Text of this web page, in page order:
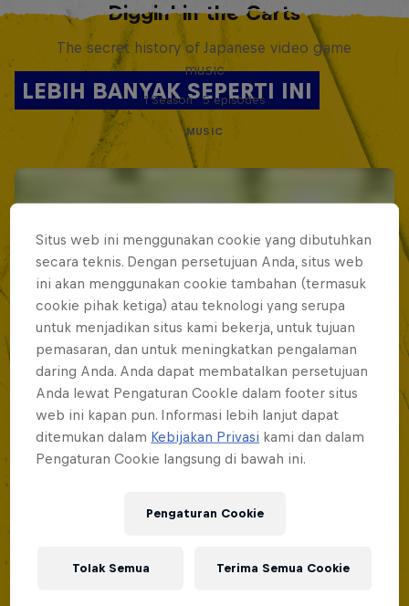
LEBIH BANYAK SEPERTI INI
Diggin' in the Carts
The secret history of Japanese video game
music
1 Season · 5 episodes
MUSIC
Situs web ini menggunakan cookie yang dibutuhkan
secara teknis. Dengan persetujuan Anda, situs web
ini akan menggunakan cookie tambahan (termasuk
cookie pihak ketiga) atau teknologi yang serupa
untuk menjadikan situs kami bekerja, untuk tujuan
pemasaran, dan untuk meningkatkan pengalaman
daring Anda. Anda dapat membatalkan persetujuan
Anda lewat Pengaturan CookIe dalam footer situs
web ini kapan pun. Informasi lebih lanjut dapat
ditemukan dalam Kebijakan Privasi kami dan dalam
Pengaturan Cookie langsung di bawah ini.
Pengaturan Cookie
Tolak Semua Terima Semua Cookie